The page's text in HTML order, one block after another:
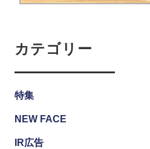
カテゴリー
特集
NEW FACE
IR広告